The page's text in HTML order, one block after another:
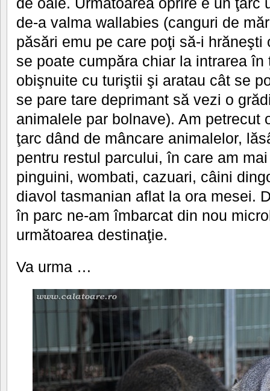
de-a valma wallabies (canguri de
păsări emu pe care poţi să-i hrăneşti
se poate cumpăra chiar la intrarea
obişnuite cu turiştii şi aratau cât se
se pare tare deprimant să vezi o
animalele par bolnave). Am petrecut
ţarc dând de mâncare animalelor,
pentru restul parcului, în care am
pinguini, wombati, cazuari, câini
diavol tasmanian aflat la ora mesei.
în parc ne-am îmbarcat din nou
următoarea destinaţie.
Va urma …